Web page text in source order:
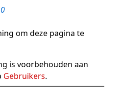
om deze pagina te
is voorbehouden aan
Gebruikers.